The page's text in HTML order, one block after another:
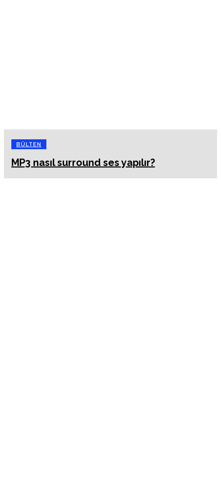
BÜLTEN
MP3 nasıl surround ses yapılır?